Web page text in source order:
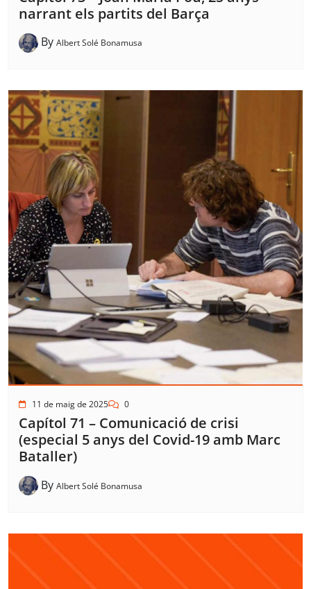
narrant els partits del Barça
By Albert Solé Bonamusa
11 de maig de 2025 0
Capítol 71 – Comunicació de crisi
(especial 5 anys del Covid-19 amb Marc
Bataller)
By Albert Solé Bonamusa